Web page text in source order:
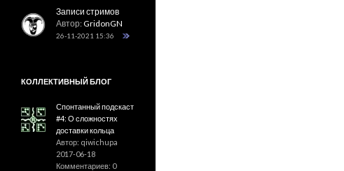
Записи стримов
Автор:GridonGN
26-11-2021 15:36
КОЛЛЕКТИВНЫЙ БЛОГ
Спонтанный подскаст
#4: О сложностях
доставки кольца
Автор: qiwichupa
2017-06-18
Комментариев: 0